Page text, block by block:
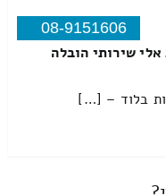
08-9151606
שירותי הובלה
בלוד – […]